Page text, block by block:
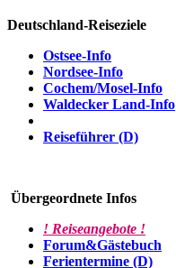
Deutschland-Reiseziele
Ostsee-Info
Nordsee-Info
Cochem/Mosel-Info
Waldecker Land-Info
Reiseführer (D)
Übergeordnete Infos
! Reiseangebote !
Forum&Gästebuch
Ferientermine (D)